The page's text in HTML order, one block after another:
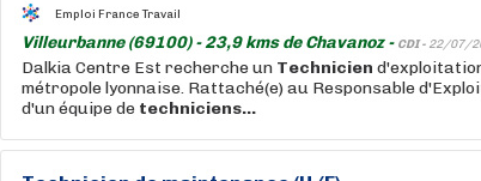
Emploi France Travail
Villeurbanne (69100) - 23,9 kms de Chavanoz - CDI - 22/07/
Dalkia Centre Est recherche un Technicien
métropole lyonnaise. Rattaché(e) au Responsable
d'un équipe de techniciens...